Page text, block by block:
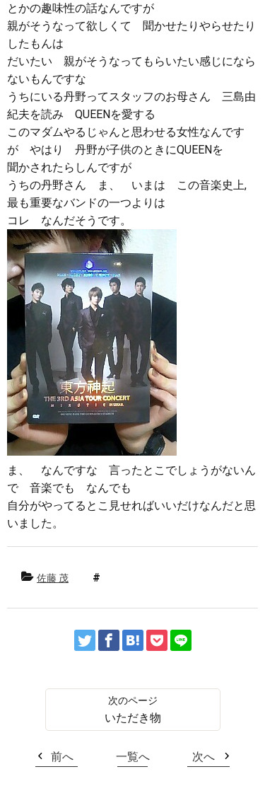
とかの趣味性の話なんですが
親がそうなって欲しくて 聞かせたりやらせたり
したもんは
だいたい 親がそうなってもらいたい感じになら
ないもんですな
うちにいる丹野ってスタッフのお母さん 三島由
紀夫を読み QUEENを愛する
このマダムやるじゃんと思わせる女性なんです
が やはり 丹野が子供のときにQUEENを
聞かされたらしんですが
うちの丹野さん ま、 いまは この音楽史上,
最も重要なバンドの一つよりは
コレ なんだそうです。
ま、 なんですな 言ったとこでしょうがないん
で 音楽でも なんでも
自分がやってるとこ見せればいいだけなんだと思
いました。
佐藤 茂
いただき物
前へ 一覧へ 次へ